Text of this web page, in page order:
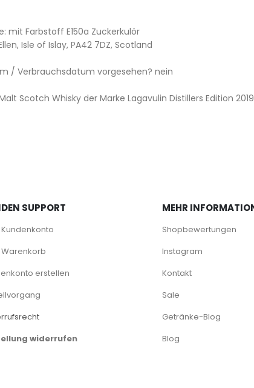
mit Farbstoff E150a Zuckerkulör
Isle of Islay, PA42 7DZ, Scotland
/ Verbrauchsdatum vorgesehen? nein
SUPPORT
erstellen
widerrufen
MEHR
Shopbewertungen
Instagram
Kontakt
Sale
Getränke-Blog
Blog